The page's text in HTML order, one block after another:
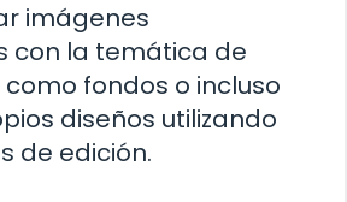
imágenes
con la temática de
fondos o incluso
diseños utilizando
de edición.